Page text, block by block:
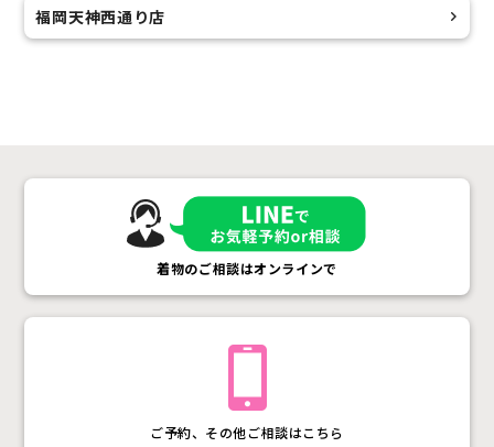
福岡天神西通り店
ご予約、その他ご相談はこちら
着物のご相談はオンラインで